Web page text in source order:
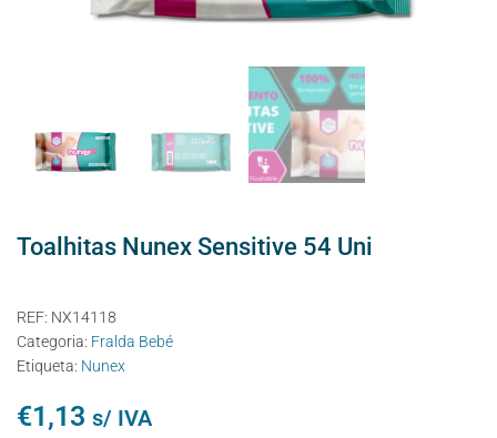
Toalhitas Nunex Sensitive 54 Uni
REF: NX14118
Categoria: Fralda Bebé
Etiqueta: Nunex
€1,13 s/ IVA